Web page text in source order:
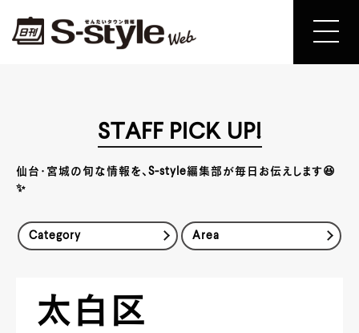
STAFF PICK UP!
仙台・宮城の旬な情報を、S-style編集部が毎日お伝えします😆
✨
太白区
Category Area